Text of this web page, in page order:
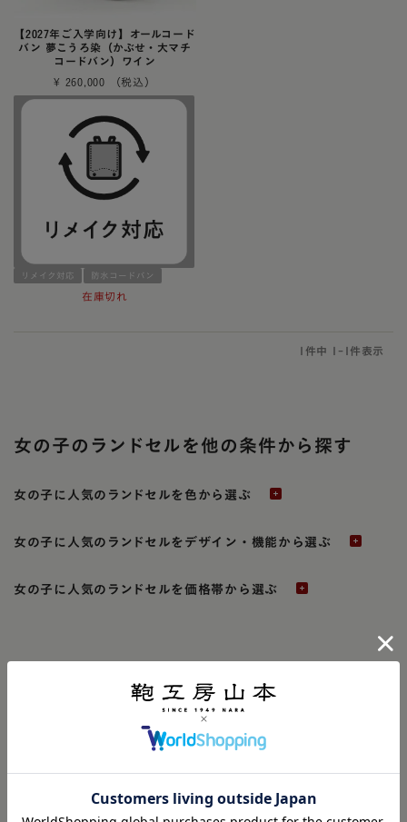
【2027年ご入学向け】オールコード
バン 夢こうろ染（かぶせ・大マチ
コードバン）ワイン
¥
260,000
リメイク対応 防水コードバン
在庫切れ
1 件中 1 - 1 件表示
女の子のランドセルを他の条件から探す
女の子に人気のランドセルを色から選ぶ
女の子に人気のランドセルをデザイン・機能から選ぶ
女の子に人気のランドセルを価格帯から選ぶ
ランドセルの実物を見る